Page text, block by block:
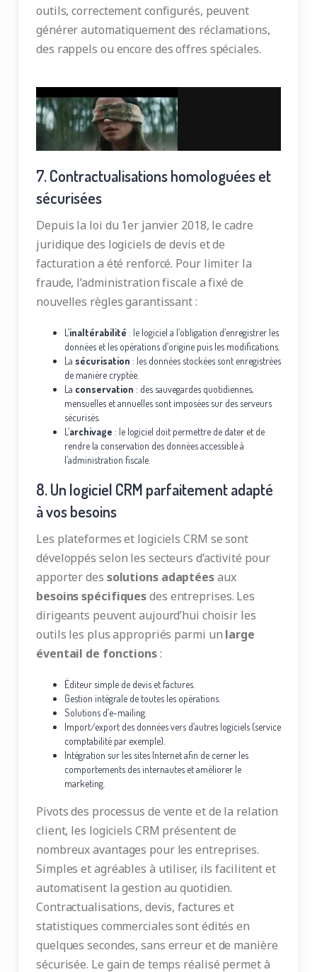
outils, correctement configurés, peuvent
générer automatiquement des réclamations,
des rappels ou encore des offres spéciales.
7. Contractualisations homologuées et
sécurisées
Depuis la loi du 1er janvier 2018, le cadre
juridique des logiciels de devis et de
facturation a été renforcé. Pour limiter la
fraude, l’administration fiscale a fixé de
nouvelles règles garantissant :
L’inaltérabilité : le logiciel a l’obligation d’enregistrer les
données et les opérations d’origine puis les modifications.
La sécurisation : les données stockées sont enregistrées
de manière cryptée.
La conservation : des sauvegardes quotidiennes,
mensuelles et annuelles sont imposées sur des serveurs
sécurisés.
L’archivage : le logiciel doit permettre de dater et de
rendre la conservation des données accessible à
l’administration fiscale.
8. Un logiciel CRM parfaitement adapté
à vos besoins
Les plateformes et logiciels CRM se sont
développés selon les secteurs d’activité pour
apporter des solutions adaptéesaux
besoins spécifiquesdes entreprises. Les
dirigeants peuvent aujourd’hui choisir les
outils les plus appropriés parmi un large
éventail de fonctions:
Éditeur simple de devis et factures.
Gestion intégrale de toutes les opérations.
Solutions d’e-mailing.
Import/export des données vers d’autres logiciels (service
comptabilité par exemple).
Intégration sur les sites Internet afin de cerner les
comportements des internautes et améliorer le
marketing.
Pivots des processus de vente et de la relation
client, les logiciels CRM présentent de
nombreux avantages pour les entreprises.
Simples et agréables à utiliser, ils facilitent et
automatisent la gestion au quotidien.
Contractualisations, devis, factures et
statistiques commerciales sont édités en
quelques secondes, sans erreur et de manière
sécurisée. Le gain de temps réalisé permet à